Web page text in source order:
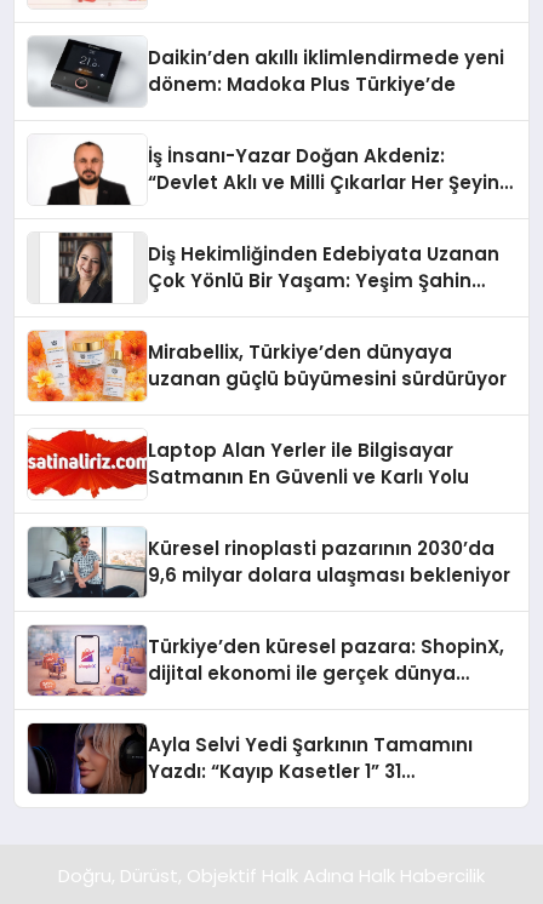
Daikin’den akıllı iklimlendirmede yeni
dönem: Madoka Plus Türkiye’de
İş İnsanı-Yazar Doğan Akdeniz:
“Devlet Aklı ve Milli Çıkarlar Her Şeyin
Diş Hekimliğinden Edebiyata Uzanan
Çok Yönlü Bir Yaşam: Yeşim Şahin
Mirabellix, Türkiye’den dünyaya
uzanan güçlü büyümesini sürdürüyor
Laptop Alan Yerler ile Bilgisayar
Satmanın En Güvenli ve Karlı Yolu
Küresel rinoplasti pazarının 2030’da
9,6 milyar dolara ulaşması bekleniyor
Türkiye’den küresel pazara: ShopinX,
dijital ekonomi ile gerçek dünya
Ayla Selvi Yedi Şarkının Tamamını
Yazdı: “Kayıp Kasetler 1” 31
Doğru, Dürüst, Objektif Halk Adına Halk Habercilik